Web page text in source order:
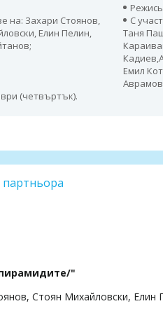
на: Захари Стоянов,
Елин Пелин,
С
Таня
Емил
(четвъртък).
партньора
"
Стоян Михайловски,